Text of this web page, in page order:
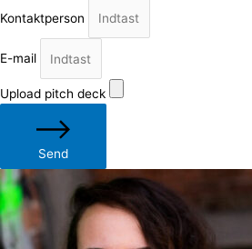
Kontaktperson
E-mail
Upload pitch deck
Send